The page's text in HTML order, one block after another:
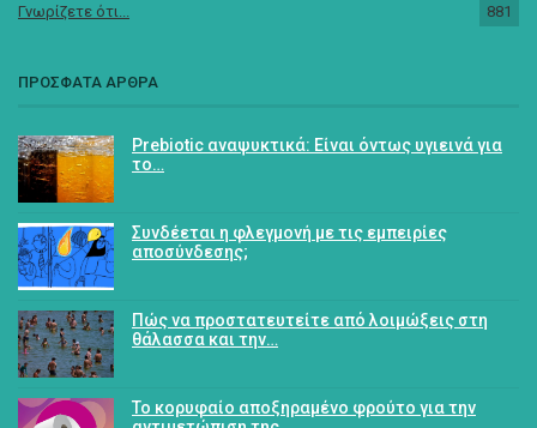
Γνωρίζετε ότι... 881
ΠΡΟΣΦΑΤΑ ΑΡΘΡΑ
Prebiotic αναψυκτικά: Είναι όντως υγιεινά για
το…
Συνδέεται η φλεγμονή με τις εμπειρίες
αποσύνδεσης;
Πώς να προστατευτείτε από λοιμώξεις στη
θάλασσα και την…
Το κορυφαίο αποξηραμένο φρούτο για την